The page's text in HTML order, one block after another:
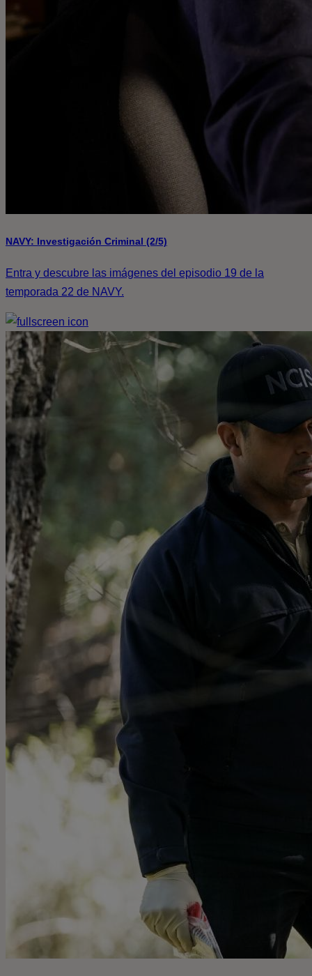
NAVY: Investigación Criminal (2/5)
Entra y descubre las imágenes del episodio 19 de la
temporada 22 de NAVY.